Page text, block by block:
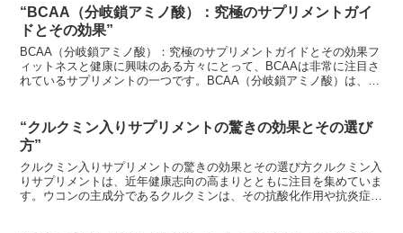
満載です。
“BCAA（分岐鎖アミノ酸）：究極のサプリメントガイ
ドとその効果”
BCAA（分岐鎖アミノ酸）：究極のサプリメントガイドとその効果フ
ィットネスと健康に興味のある方々にとって、BCAAは非常に注目さ
れているサプリメントの一つです。BCAA（分岐鎖アミノ酸）は、バ
“クルクミン入りサプリメントの驚きの効果とその選び
方”
クルクミン入りサプリメントの驚きの効果とその選び方クルクミン入
りサプリメントは、近年健康志向の高まりとともに注目を集めていま
す。ウコンの主成分であるクルクミンは、その抗酸化作用や抗炎症作